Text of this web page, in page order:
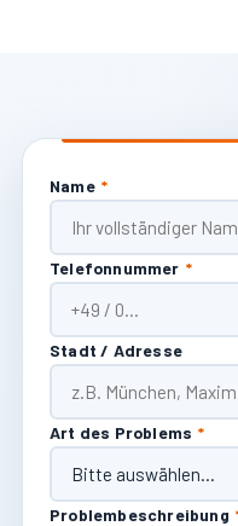
Name *
Telefonnummer *
Stadt / Adresse
Art des Problems *
Problembeschreibung